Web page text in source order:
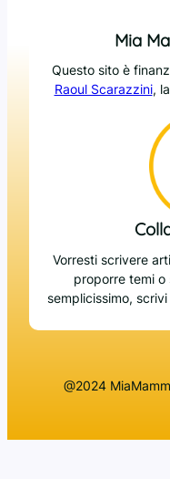
Mia
Questo sito è
Raoul Scarazzini,
Vorresti scrivere
proporre temi o
semplicissimo, scrivi
@2024